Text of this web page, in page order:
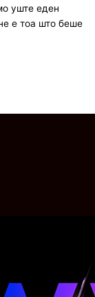
уште еден
е тоа што беше